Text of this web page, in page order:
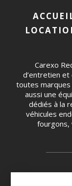
page
Carexo
d’entretien
toutes marques
aussi une
dédiés à la
véhicules
fourgons,